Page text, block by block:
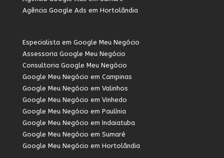
Agência Google Ads em Hortolândia
Especialista em Google Meu Negócio
Assessoria Google Meu Negócio
Consultoria Google Meu Negócio
Google Meu Negócio em Campinas
Google Meu Negócio em Valinhos
Google Meu Negócio em Vinhedo
Google Meu Negócio em Paulínia
Google Meu Negócio em Indaiatuba
Google Meu Negócio em Sumaré
Google Meu Negócio em Hortolândia